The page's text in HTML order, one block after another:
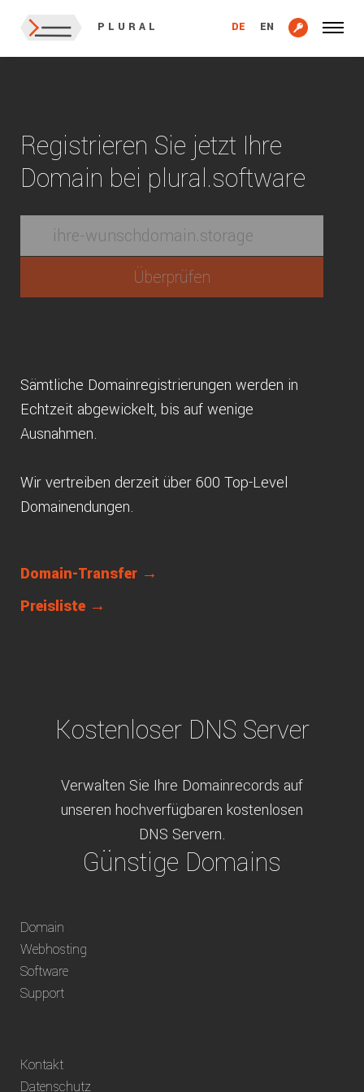
PLURAL DE EN
Registrieren Sie jetzt Ihre
Domain bei plural.software
Sämtliche Domainregistrierungen werden in
Echtzeit abgewickelt, bis auf wenige
Ausnahmen.
Wir vertreiben derzeit über 600 Top-Level
Domainendungen.
Domain-Transfer →
Preisliste →
Kostenloser DNS Server
Verwalten Sie Ihre Domainrecords auf
unseren hochverfügbaren kostenlosen
DNS Servern.
Günstige Domains
weltweit verfügbare Domains inklusive
Vorkasse oder über ein andere verfügbare
Domain
Webhosting
Software
Support
Kontakt
Datenschutz